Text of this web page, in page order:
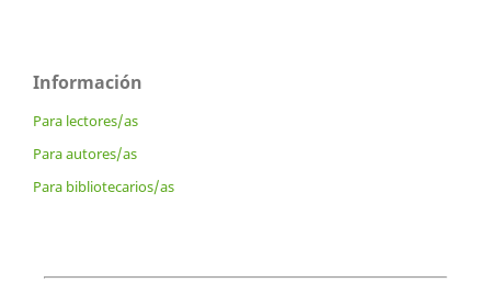
Información
Para lectores/as
Para autores/as
Para bibliotecarios/as